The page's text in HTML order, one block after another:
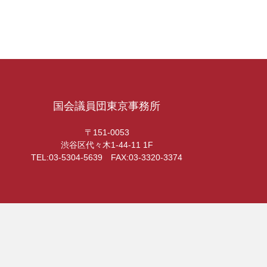
国会議員団東京事務所
〒151-0053
渋谷区代々木1-44-11 1F
TEL:03-5304-5639 FAX:03-3320-3374